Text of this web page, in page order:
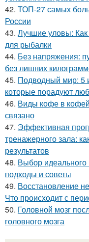
42. ТОП-27 самых
России
43. Лучшие уловы:
для рыбалки
44. Без напряжения:
без лишних
45. Подводный мир: 5
которые порадуют
46. Виды кофе в
связано
47. Эффективная
тренажерного зала:
результатов
48. Выбор идеального
подходы и советы
49. Восстановление
Что происходит с
50. Головной мозг
головного мозга